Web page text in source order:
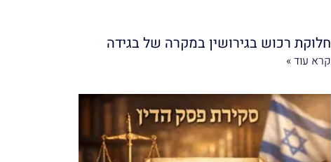
חלוקת רכוש בגירושין במקרה של בגידה
קרא עוד »